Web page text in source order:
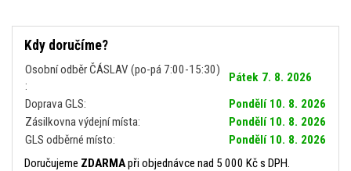
Kdy doručíme?
Osobní odběr ČÁSLAV (po-pá 7:00-15:30)
:
Pátek 7. 8. 2026
Doprava GLS:
Pondělí 10. 8. 2026
Zásilkovna výdejní místa:
Pondělí 10. 8. 2026
GLS odběrné místo:
Pondělí 10. 8. 2026
Doručujeme ZDARMApři objednávce nad 5 000 Kč s DPH.